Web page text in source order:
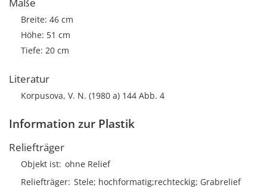
Breite: 46 cm
Höhe: 51 cm
Tiefe: 20 cm
Literatur
Korpusova, V. N. (1980 a) 144 Abb. 4
Information zur Plastik
Reliefträger
Objekt ist ohne Relief
Reliefträger Stele; hochformatig;rechteckig; Grabrelief